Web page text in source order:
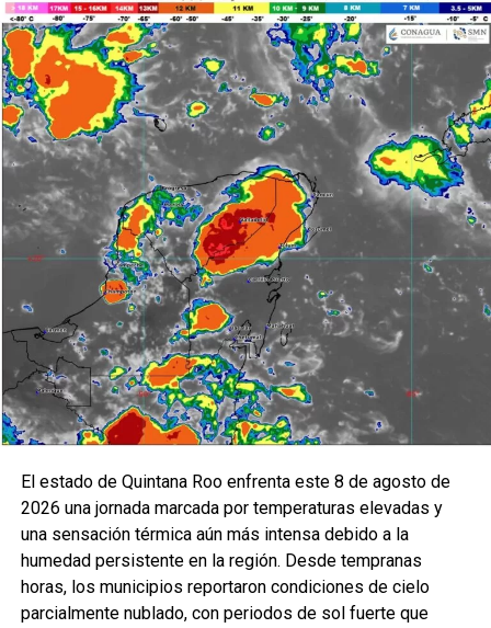
El estado de Quintana Roo enfrenta este 8 de agosto de
2026 una jornada marcada por temperaturas elevadas y
una sensación térmica aún más intensa debido a la
humedad persistente en la región. Desde tempranas
horas, los municipios reportaron condiciones de cielo
parcialmente nublado, con periodos de sol fuerte que